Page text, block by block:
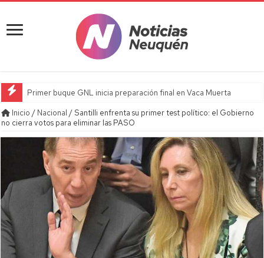
Primer buque GNL inicia preparación final en Vaca Muerta
Inicio / Nacional / Santilli enfrenta su primer test político: el Gobierno
no cierra votos para eliminar las PASO